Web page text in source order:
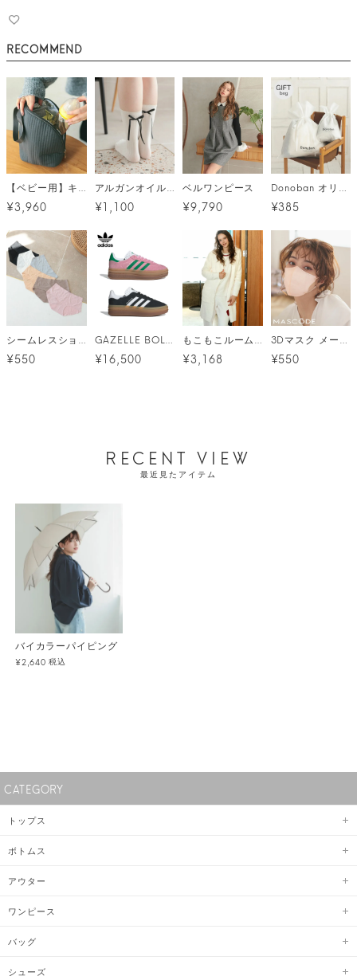
RECOMMEND
¥3,960 ¥1,100
ベルワンピース
¥9,790 ¥385
シームレスショーツ メール便
¥550
GAZELLE BOLD W 【MBU94】│IE0420│IE0876
¥16,500
もこもこルームウェアカーディガン[FS]
¥3,168
3Dマスク メール便
¥550
RECENT VIEW
最近見たアイテム
バイカラーパイピング
¥2,640 税込
CATEGORY
トップス
ボトムス
アウター
ワンピース
バッグ
シューズ